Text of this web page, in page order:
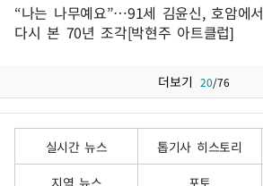
“나는 나무예요”…91세 김윤신, 호암에서
다시 본 70년 조각[박현주 아트클럽]
더보기 20/76
실시간 뉴스 톱기사 히스토리